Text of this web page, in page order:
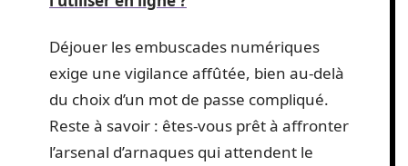
Déjouer les embuscades numériques
exige une vigilance affûtée, bien au-delà
du choix d’un mot de passe compliqué.
Reste à savoir : êtes-vous prêt à affronter
l’arsenal d’arnaques qui attendent le